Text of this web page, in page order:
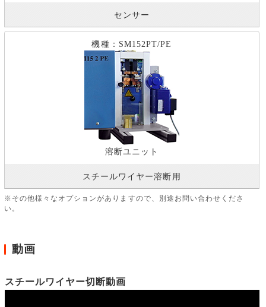
センサー
機種：SM152PT/PE
溶断ユニット
スチールワイヤー溶断用
※その他様々なオプションがありますので、別途お問い合わせくださ
い。
動画
スチールワイヤー切断動画